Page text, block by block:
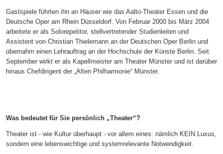
Gastspiele führten ihn an Häuser wie das Aalto-Theater Essen und die
Deutsche Oper am Rhein Düsseldorf. Von Februar 2000 bis März 2004
arbeitete er als Solorepetitor, stellvertretender Studienleiten und
Assistent von Christian Thielemann an der Deutschen Oper Berlin und
übernahm einen Lehrauftrag an der Hochschule der Künste Berlin. Seit
September wirkt er als Kapellmeister am Theater Münster und ist darüber
hinaus Chefdirigent der „Alten Philharmonie“ Münster.
Was bedeutet für Sie persönlich „Theater“?
Theater ist - wie Kultur überhaupt - vor allem eines: nämlich KEIN Luxus,
sondern eine lebenswichtige und systemrelevante Notwendigkeit.